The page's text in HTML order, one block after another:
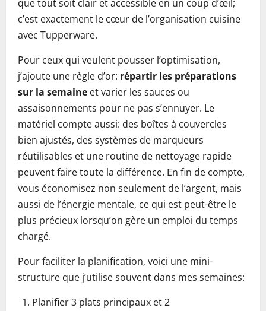
que tout soit clair et accessible en un coup d’œil;
c’est exactement le cœur de l’organisation cuisine
avec Tupperware.
Pour ceux qui veulent pousser l’optimisation,
j’ajoute une règle d’or: répartir les préparations
sur la semaine et varier les sauces ou
assaisonnements pour ne pas s’ennuyer. Le
matériel compte aussi: des boîtes à couvercles
bien ajustés, des systèmes de marqueurs
réutilisables et une routine de nettoyage rapide
peuvent faire toute la différence. En fin de compte,
vous économisez non seulement de l’argent, mais
aussi de l’énergie mentale, ce qui est peut-être le
plus précieux lorsqu’on gère un emploi du temps
chargé.
Pour faciliter la planification, voici une mini-
structure que j’utilise souvent dans mes semaines:
Planifier 3 plats principaux et 2